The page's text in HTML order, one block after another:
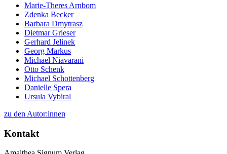
Marie-Theres Arnbom
Zdenka Becker
Barbara Dmytrasz
Dietmar Grieser
Gerhard Jelinek
Georg Markus
Michael Niavarani
Otto Schenk
Michael Schottenberg
Danielle Spera
Ursula Vybiral
zu den Autor:innen
Kontakt